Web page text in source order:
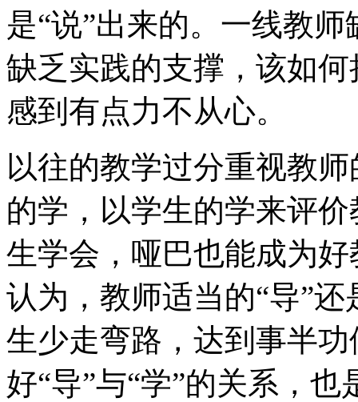
是“说”出来的。一线教
缺乏实践的支撑，该如
感到有点力不从心。
以往的教学过分重视教
的学，以学生的学来评
生学会，哑巴也能成为
认为，教师适当的“导”
生少走弯路，达到事半
好“导”与“学”的关系，